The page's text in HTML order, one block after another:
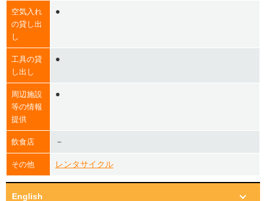
空気入れ
の貸し出
し
●
工具の貸
し出し
●
周辺施設
等の情報
提供
●
飲食店 －
その他 レンタサイクル
English